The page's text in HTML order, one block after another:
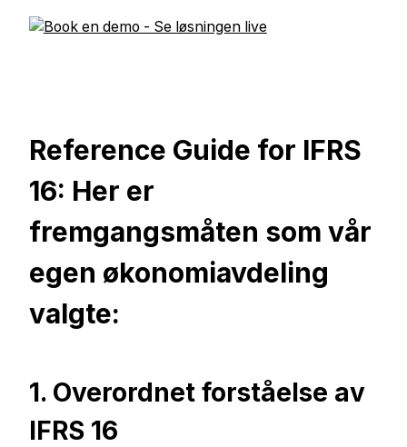
Reference Guide for IFRS
16: Her er
fremgangsmåten som vår
egen økonomiavdeling
valgte:
1. Overordnet forståelse av
IFRS 16